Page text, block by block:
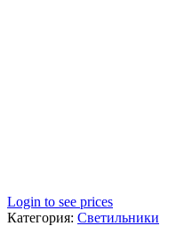
Login to see prices
Категория: Светильники